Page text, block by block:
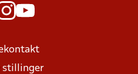
stillinger